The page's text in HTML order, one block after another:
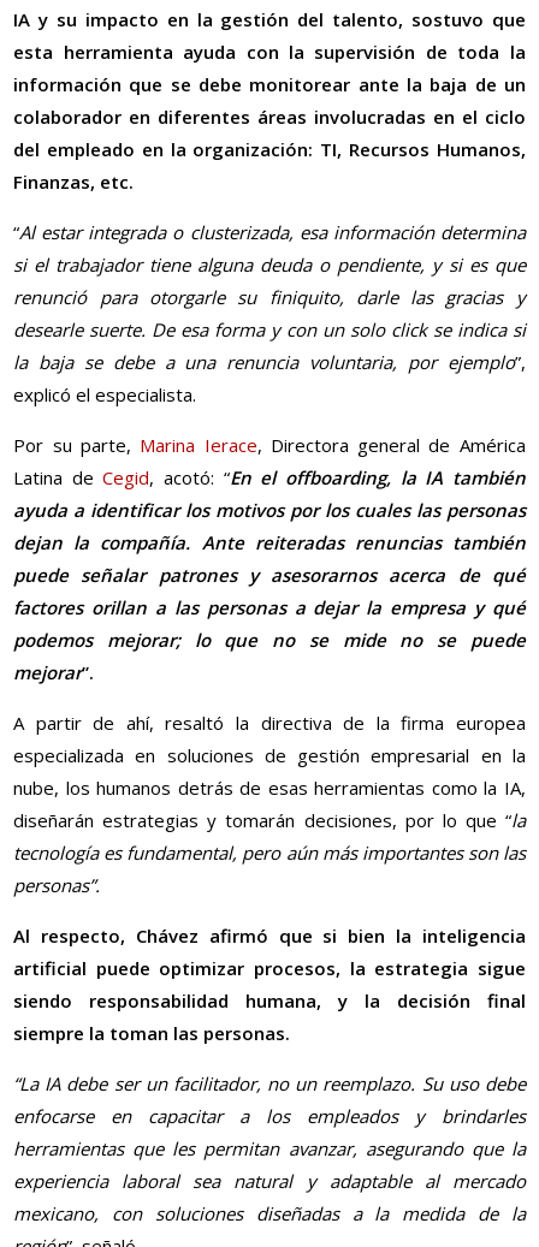
IA y su impacto en la gestión del talento, sostuvo que
esta herramienta ayuda con la supervisión de toda la
información que se debe monitorear ante la baja de un
colaborador en diferentes áreas involucradas en el ciclo
del empleado en la organización: TI, Recursos Humanos,
Finanzas, etc.
“Al estar integrada o clusterizada, esa información determina
si el trabajador tiene alguna deuda o pendiente, y si es que
renunció para otorgarle su finiquito, darle las gracias y
desearle suerte. De esa forma y con un solo click se indica si
la baja se debe a una renuncia voluntaria, por ejemplo”,
explicó el especialista.
Por su parte, Marina Ierace, Directora general de América
Latina deCegid, acotó: “En el offboarding, la IA también
ayuda a identificar los motivos por los cuales las personas
dejan la compañía. Ante reiteradas renuncias también
puede señalar patrones y asesorarnos acerca de qué
factores orillan a las personas a dejar la empresa y qué
podemos mejorar; lo que no se mide no se puede
mejorar”.
A partir de ahí, resaltó la directiva de la firma europea
especializada en soluciones de gestión empresarial en la
nube, los humanos detrás de esas herramientas como la IA,
diseñarán estrategias y tomarán decisiones, por lo que “la
tecnología es fundamental, pero aún más importantes son las
personas”.
Al respecto, Chávez afirmó que si bien la inteligencia
artificial puede optimizar procesos, la estrategia sigue
siendo responsabilidad humana, y la decisión final
siempre la toman las personas.
“La IA debe ser un facilitador, no un reemplazo. Su uso debe
enfocarse en capacitar a los empleados y brindarles
herramientas que les permitan avanzar, asegurando que la
experiencia laboral sea natural y adaptable al mercado
mexicano, con soluciones diseñadas a la medida de la